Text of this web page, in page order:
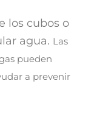
los cubos o
agua. Las
pueden
a prevenir